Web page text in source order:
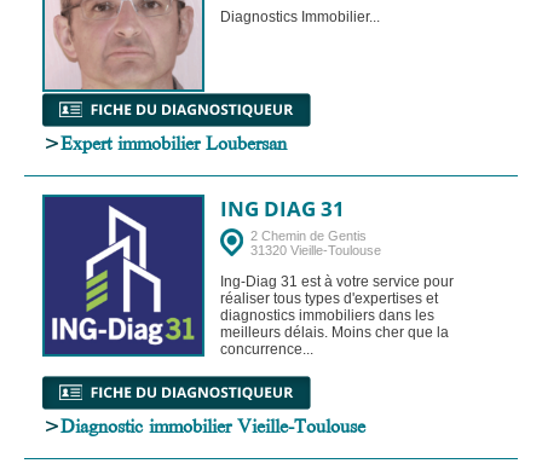
Diagnostics Immobilier...
>Expert immobilier Loubersan
ING DIAG 31
2 Chemin de Gentis
31320 Vieille-Toulouse
Ing-Diag 31 est à votre service pour
réaliser tous types d'expertises et
diagnostics immobiliers dans les
meilleurs délais. Moins cher que la
concurrence...
>Diagnostic immobilier Vieille-Toulouse